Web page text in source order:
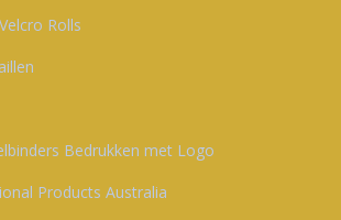
Rolls
Bedrukken met Logo
Products Australia